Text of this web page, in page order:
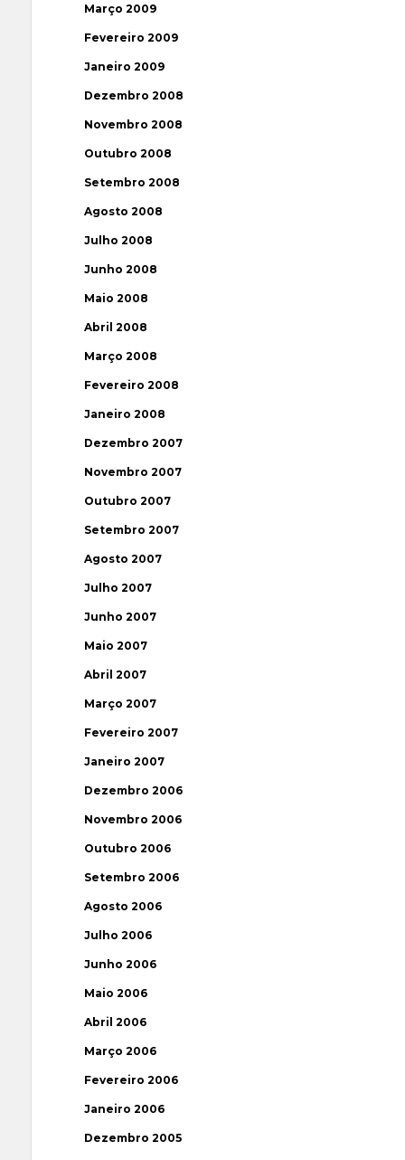
Março 2009
Fevereiro 2009
Janeiro 2009
Dezembro 2008
Novembro 2008
Outubro 2008
Setembro 2008
Agosto 2008
Julho 2008
Junho 2008
Maio 2008
Abril 2008
Março 2008
Fevereiro 2008
Janeiro 2008
Dezembro 2007
Novembro 2007
Outubro 2007
Setembro 2007
Agosto 2007
Julho 2007
Junho 2007
Maio 2007
Abril 2007
Março 2007
Fevereiro 2007
Janeiro 2007
Dezembro 2006
Novembro 2006
Outubro 2006
Setembro 2006
Agosto 2006
Julho 2006
Junho 2006
Maio 2006
Abril 2006
Março 2006
Fevereiro 2006
Janeiro 2006
Dezembro 2005